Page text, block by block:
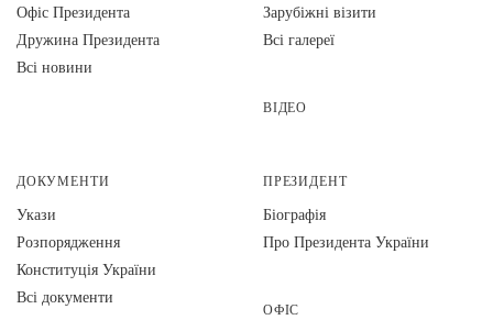
Офіс Президента
Дружина Президента
Всі новини
Зарубіжні візити
Всі галереї
ВІДЕО
ДОКУМЕНТИ
Укази
Розпорядження
Конституція України
Всі документи
ПРЕЗИДЕНТ
Біографія
Про Президента України
ОФІС